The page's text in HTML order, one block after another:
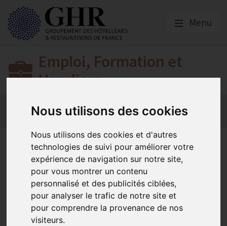
Nous utilisons des cookies
Nous utilisons des cookies et d'autres
technologies de suivi pour améliorer votre
expérience de navigation sur notre site,
pour vous montrer un contenu
personnalisé et des publicités ciblées,
pour analyser le trafic de notre site et
pour comprendre la provenance de nos
visiteurs.
Menu
Emploi, Formation et
Handicap
Actualité 2026 Nos Métiers
Offres d’Emploi
Formation
Mission Handicap
Mission Handicap
Agefiph - Diagnostic sectoriel Handicap HCR -
Questionnaire entreprises <20 salariés
Publié le 12/06/2023
Handicap / Travail : docs & brochures